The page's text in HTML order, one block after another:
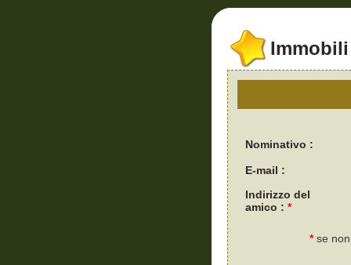
Nominativo :
E-mail :
Indirizzo del
amico : *
*se non